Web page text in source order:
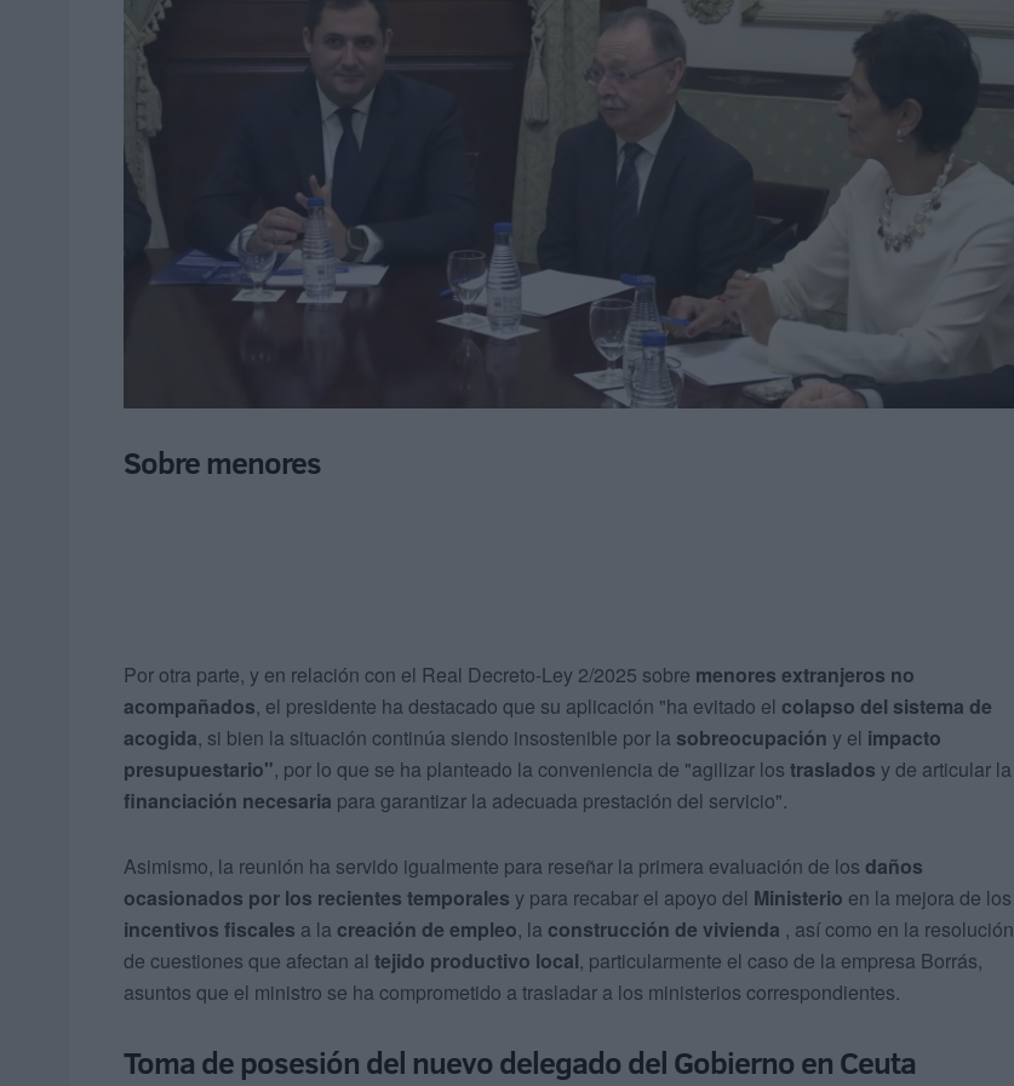
Sobre menores
Por otra parte, y en relación con el Real Decreto-Ley 2/2025 sobre menores extranjeros no
acompañados, el presidente ha destacado que su aplicación "ha evitado el colapso del sistema de
acogida, si bien la situación continúa siendo insostenible por la sobreocupación y el impacto
presupuestario", por lo que se ha planteado la conveniencia de "agilizar los traslados y de articular la
financiación necesaria para garantizar la adecuada prestación del servicio".
Asimismo, la reunión ha servido igualmente para reseñar la primera evaluación de los daños
ocasionados por los recientes temporales y para recabar el apoyo del Ministerio en la mejora de los
incentivos fiscales a la creación de empleo, la construcción de vivienda , así como en la resolución
de cuestiones que afectan al tejido productivo local, particularmente el caso de la empresa Borrás,
asuntos que el ministro se ha comprometido a trasladar a los ministerios correspondientes.
Toma de posesión del nuevo delegado del Gobierno en Ceuta